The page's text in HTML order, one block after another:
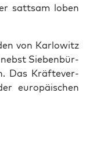
sattsam loben
von Kar­lowitz
neb­st Sieben­bür­
Das Kräftev­er­
europäis­chen